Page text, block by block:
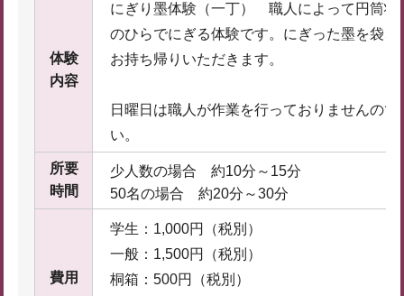
体験
内容
にぎり墨体験（一丁） 職人によって円筒状
のひらでにぎる体験です。にぎった墨を袋
お持ち帰りいただきます。
日曜日は職人が作業を行っておりませんの
い。
所要
時間
少人数の場合 約10分～15分
50名の場合 約20分～30分
費用
学生：1,000円（税別）
一般：1,500円（税別）
桐箱：500円（税別）